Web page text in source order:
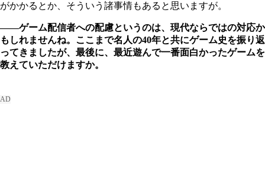
がかかるとか、そういう諸事情もあると思いますが。
――ゲーム配信者への配慮というのは、現代ならではの対応か
もしれませんね。ここまで名人の40年と共にゲーム史を振り返
ってきましたが、最後に、最近遊んで一番面白かったゲームを
教えていただけますか。